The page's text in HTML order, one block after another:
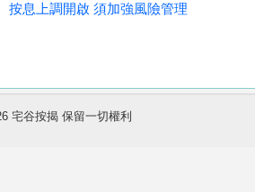
按息上調開啟 須加強風險管理
宅谷按揭 保留一切權利